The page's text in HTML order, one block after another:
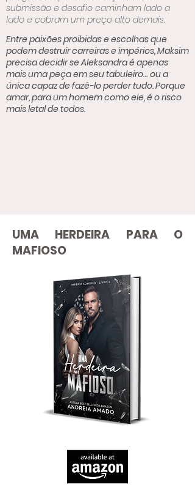
submissão e desafio caminham lado a
lado e cobram um preço alto demais.
Entre paixões proibidas e escolhas que
podem destruir carreiras e impérios, Maksim
precisa decidir se Aleksandra é apenas
mais uma peça em seu tabuleiro… ou a
única capaz de fazê-lo perder tudo. Porque
amar, para um homem como ele, é o risco
mais letal de todos.
UMA HERDEIRA PARA O
MAFIOSO